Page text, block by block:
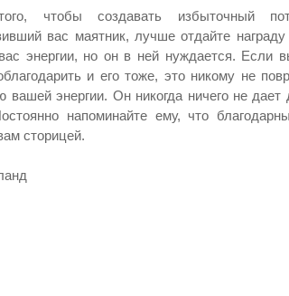
чтобы создавать избыточный
вас маятник, лучше отдайте
энергии, но он в ней нуждается. Если
и его тоже, это никому не
вашей энергии. Он никогда ничего не
напоминайте ему, что
сторицей.